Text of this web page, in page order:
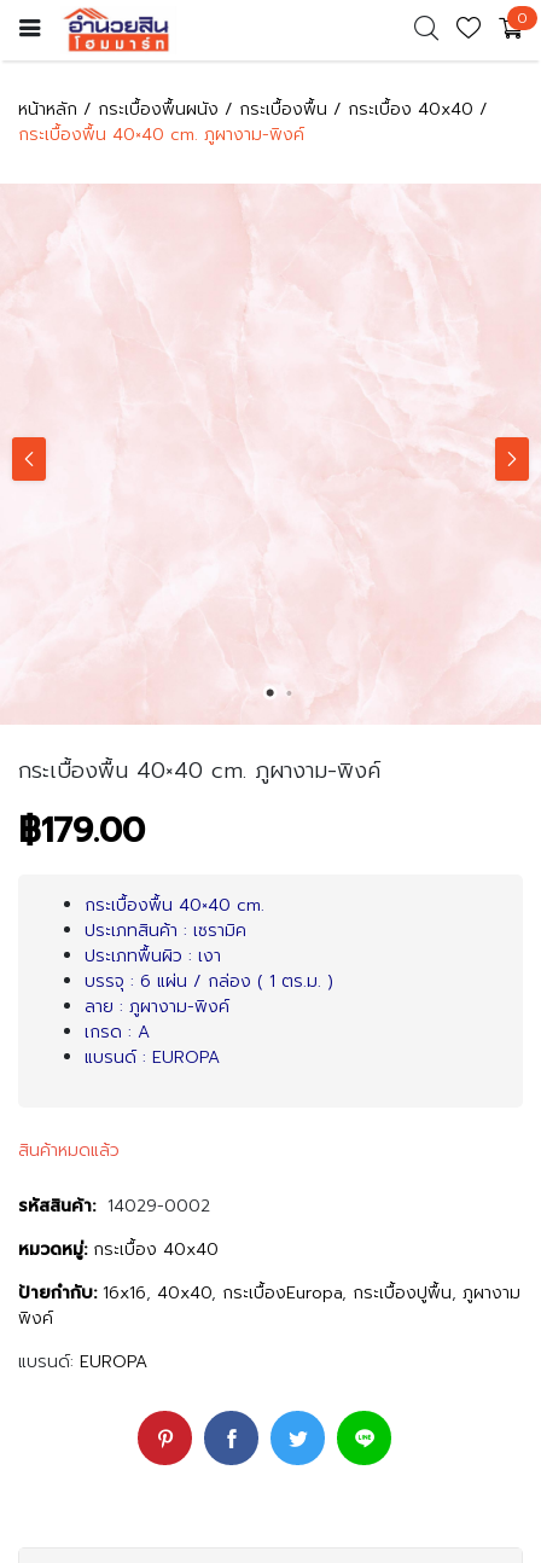
0
หน้าหลัก กระเบื้องพื้นผนัง กระเบื้องพื้น
กระเบื้อง 40x40
กระเบื้องพื้น 40×40 cm. ภูผางาม-พิงค์
กระเบื้องพื้น 40×40 cm. ภูผางาม-พิงค์
฿179.00
กระเบื้องพื้น 40×40 cm.
ประเภทสินค้า : เซรามิค
ประเภทพื้นผิว : เงา
บรรจุ : 6 แผ่น / กล่อง ( 1 ตร.ม. )
ลาย : ภูผางาม-พิงค์
เกรด : A
แบรนด์ : EUROPA
สินค้าหมดแล้ว
รหัสสินค้า: 14029-0002
หมวดหมู่: กระเบื้อง 40x40
ป้ายกำกับ: 16x16, 40x40, กระเบื้องEuropa, กระเบื้องปูพื้น, ภูผางาม
พิงค์
แบรนด์: EUROPA